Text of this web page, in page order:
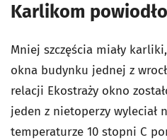
Karlikom
Mniej szczęścia miały
okna budynku jednej z
relacji Ekostraży okno
jeden z nietoperzy wyleciał
temperaturze 10 stopni C